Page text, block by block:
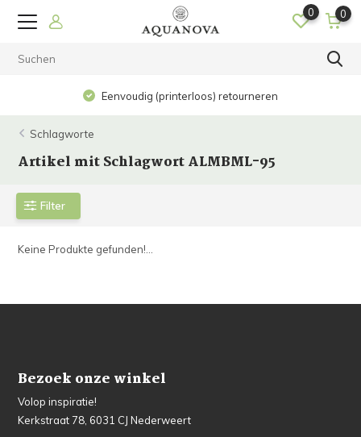
0 0
Eenvoudig (printerloos) retourneren
Schlagworte
Artikel mit Schlagwort ALMBML-95
Filter
Keine Produkte gefunden!...
Bezoek onze winkel
Volop inspiratie!
Kerkstraat 78, 6031 CJ Nederweert